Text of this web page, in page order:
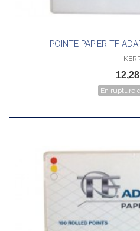
POINTE PAPIER TF
En rupture